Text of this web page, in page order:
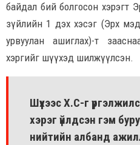
байдал бий болгосон хэрэгт
зүйлийн 1 дэх хэсэг (Эрх
урвуулан ашиглах)-т
хэргийг шүүхэд шилжүүлсэн.
Шүүхээс Х.С-г
хэрэг үйлдсэн гэм
нийтийн албанд